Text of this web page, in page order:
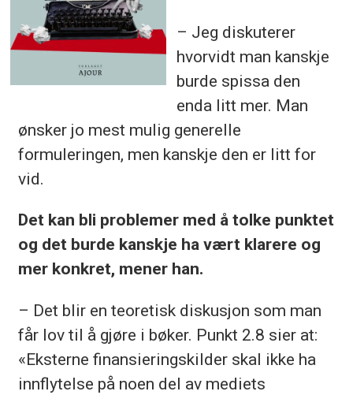
– Jeg diskuterer
hvorvidt man kanskje
burde spissa den
enda litt mer. Man
ønsker jo mest mulig generelle
formuleringen, men kanskje den er litt for
vid.
Det kan bli problemer med å tolke punktet
og det burde kanskje ha vært klarere og
mer konkret, mener han.
– Det blir en teoretisk diskusjon som man
får lov til å gjøre i bøker. Punkt 2.8 sier at:
«Eksterne finansieringskilder skal ikke ha
innflytelse på noen del av mediets